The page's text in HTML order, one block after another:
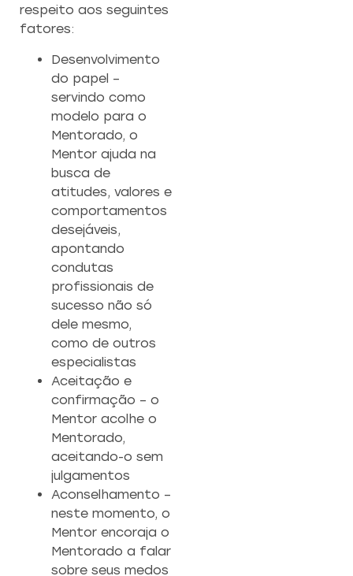
respeito aos seguintes
fatores:
Desenvolvimento
do papel –
servindo como
modelo para o
Mentorado, o
Mentor ajuda na
busca de
atitudes, valores e
comportamentos
desejáveis,
apontando
condutas
profissionais de
sucesso não só
dele mesmo,
como de outros
especialistas
Aceitação e
confirmação – o
Mentor acolhe o
Mentorado,
aceitando-o sem
julgamentos
Aconselhamento –
neste momento, o
Mentor encoraja o
Mentorado a falar
sobre seus medos